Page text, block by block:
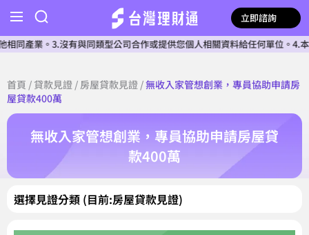
立即諮詢
。3.沒有與同類型公司合作或提供您個人相關資料給任何單位。4.本公
首頁 / 貸款見證 / 房屋貸款見證 /無收入家管想創業，專員協助申請房
屋貸款400萬
無收入家管想創業，專員協助申請房屋貸
款400萬
選擇見證分類 (目前:房屋貸款見證)